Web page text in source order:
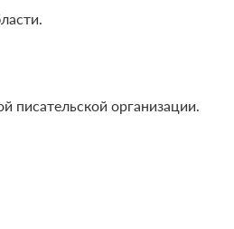
писательской организации.